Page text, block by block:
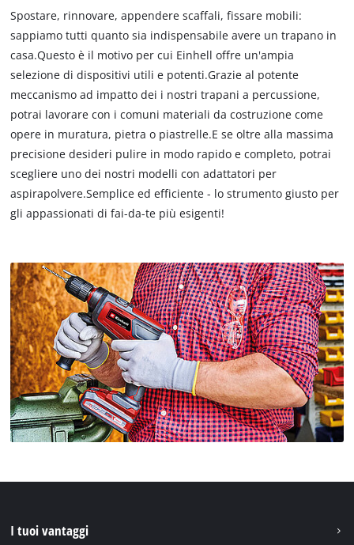
Spostare, rinnovare, appendere scaffali, fissare mobili:
sappiamo tutti quanto sia indispensabile avere un trapano in
casa.Questo è il motivo per cui Einhell offre un'ampia
selezione di dispositivi utili e potenti.Grazie al potente
meccanismo ad impatto dei i nostri trapani a percussione,
potrai lavorare con i comuni materiali da costruzione come
opere in muratura, pietra o piastrelle.E se oltre alla massima
precisione desideri pulire in modo rapido e completo, potrai
scegliere uno dei nostri modelli con adattatori per
aspirapolvere.Semplice ed efficiente - lo strumento giusto per
gli appassionati di fai-da-te più esigenti!
I tuoi vantaggi